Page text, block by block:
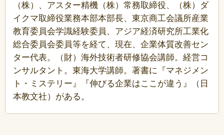
（株）、アスター精機（株）常務取締役、（株）ダ
イクマ取締役業務本部本部長、東京商工会議所産業
教育委員会学識経験委員、アジア経済研究所工業化
総合委員会委員等を経て、現在、企業体質改善セン
ター代表。（財）海外技術者研修協会講師。経営コ
ンサルタント。東海大学講師。著書に『マネジメン
ト・ミステリー』『伸びる企業はここが違う』（日
本教文社）がある。